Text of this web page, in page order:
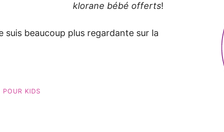
klorane bébé offerts!
suis beaucoup plus regardante sur la
KIDS